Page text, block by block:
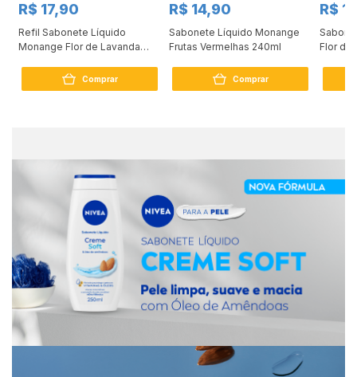
R$ 17,90
Refil Sabonete Líquido
Monange Flor de Lavanda
Comprar
R$ 14,90
Sabonete Líquido Monange
Frutas Vermelhas 240ml
Comprar
R$
Flor de